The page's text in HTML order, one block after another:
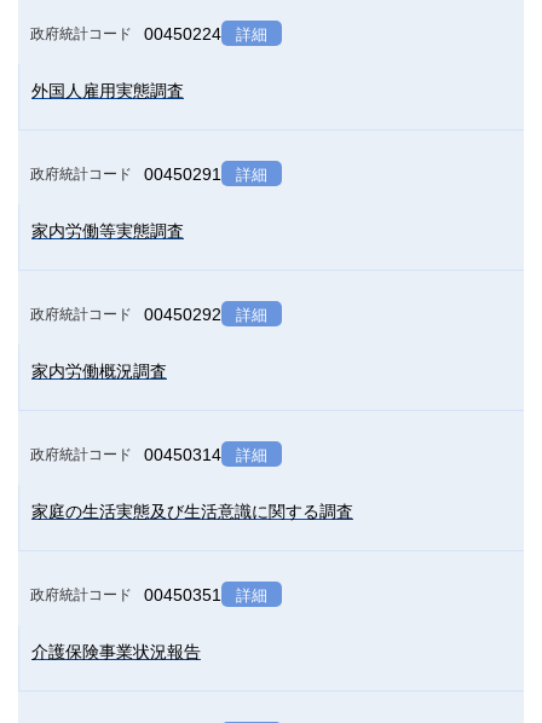
政府統計コード 00450224 詳細
外国人雇用実態調査
政府統計コード 00450291 詳細
家内労働等実態調査
政府統計コード 00450292 詳細
家内労働概況調査
政府統計コード 00450314 詳細
家庭の生活実態及び生活意識に関する調査
政府統計コード 00450351 詳細
介護保険事業状況報告